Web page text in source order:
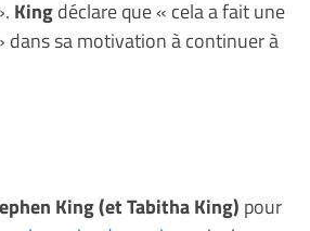
Kingdéclare que « cela a fait une
dans sa motivation à continuer à
King (et Tabitha King) pour